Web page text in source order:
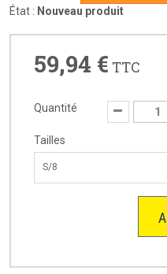
État : Nouveau produit
59,94 € TTC
Quantité
Tailles
S/8